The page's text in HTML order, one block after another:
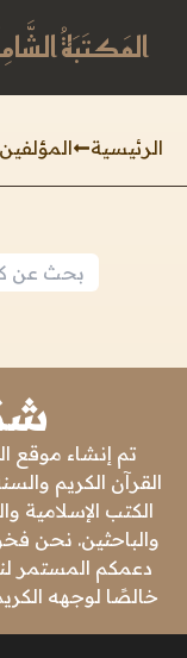
المَكتَبَةُ
الرئيسية المؤلفين
تم إنشاء موقع
القرآن الكريم
الكتب الإسلامية
والباحثين. نحن
دعمكم المستمر
خالصًا لوجهه